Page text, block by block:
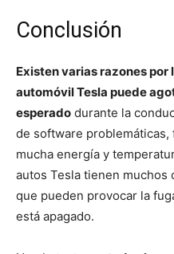
Conclusión
Existen varias razones por
automóvil Tesla puede
esperado durante la
de software
mucha energía y
autos Tesla tienen
que pueden provocar la
está apagado.